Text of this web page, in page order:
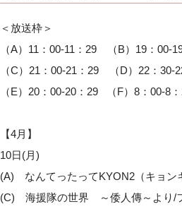
＜放送枠＞
（A）11：00-11：29 （B）19：00-
（C）21：00-21：29 （D）22：30-
（E）20：00-20：29 （F）8：00-8
【4月】
10日(月)
(A) なんてったってKYON2（キョン
(C) 海援隊の世界 ～倭人傳～より/